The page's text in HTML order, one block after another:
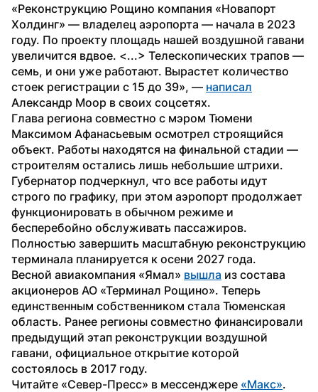
«Реконструкцию Рощино компания «Новапорт
Холдинг» — владелец аэропорта — начала в 2023
году. По проекту площадь нашей воздушной гавани
увеличится вдвое. <...> Телескопических трапов —
семь, и они уже работают. Вырастет количество
стоек регистрации с 15 до 39», — написал
Александр Моор в своих соцсетях.
Глава региона совместно с мэром Тюмени
Максимом Афанасьевым осмотрел строящийся
объект. Работы находятся на финальной стадии —
строителям остались лишь небольшие штрихи.
Губернатор подчеркнул, что все работы идут
строго по графику, при этом аэропорт продолжает
функционировать в обычном режиме и
бесперебойно обслуживать пассажиров.
Полностью завершить масштабную реконструкцию
терминала планируется к осени 2027 года.
Весной авиакомпания «Ямал» вышла из состава
акционеров АО «Терминал Рощино». Теперь
единственным собственником стала Тюменская
область. Ранее регионы совместно финансировали
предыдущий этап реконструкции воздушной
гавани, официальное открытие которой
состоялось в 2017 году.
Читайте «Север-Пресс» в мессенджере «Макс».